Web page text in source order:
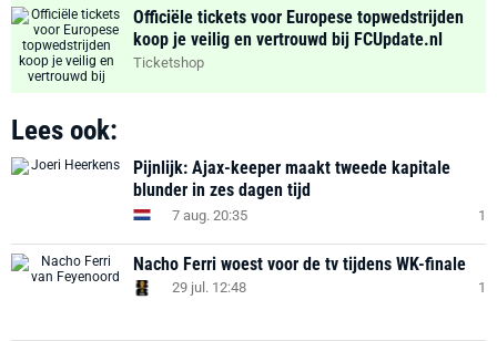
Officiële tickets voor Europese topwedstrijden
koop je veilig en vertrouwd bij FCUpdate.nl
Ticketshop
Lees ook:
Pijnlijk: Ajax-keeper maakt tweede kapitale
blunder in zes dagen tijd
7 aug. 20:35 1
Nacho Ferri woest voor de tv tijdens WK-finale
29 jul. 12:48 1